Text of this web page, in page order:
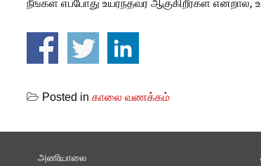
நீங்கள் எப்போது உயர்ந்தவர் ஆகுகிறீர்கள் என்றால்,
Posted in காலை வணக்கம்
அணியாலை